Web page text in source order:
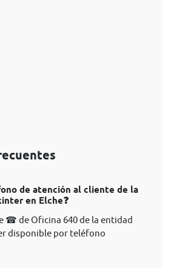
de atención al cliente de la
en Elche❓
☎ de Oficina 640 de la entidad
disponible por teléfono